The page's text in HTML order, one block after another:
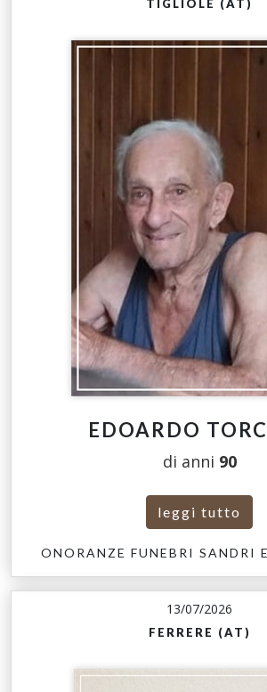
TIGLIOLE (AT)
EDOARDO
di anni 90
leggi tutto
ONORANZE FUNEBRI SANDRI
13/07/2026
FERRERE (AT)